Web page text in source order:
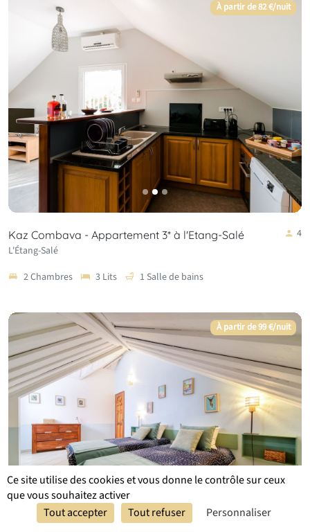
Réserver
À partir de 82 €/nuit
Kaz Combava - Appartement 3* à l'Etang-Salé
4
L'Étang-Salé
2 Chambres
3 Lits 1 Salle de bains
À partir de 99 €/nuit
Ce site utilise des cookies et vous donne le contrôle sur ceux
que vous souhaitez activer
Tout accepter
Tout refuser Personnaliser